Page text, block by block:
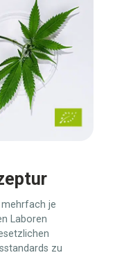
je
Laboren
zu